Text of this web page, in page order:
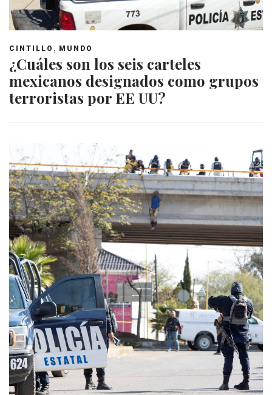
CINTILLO , MUNDO
¿Cuáles son los seis carteles
mexicanos designados como grupos
terroristas por EE UU?